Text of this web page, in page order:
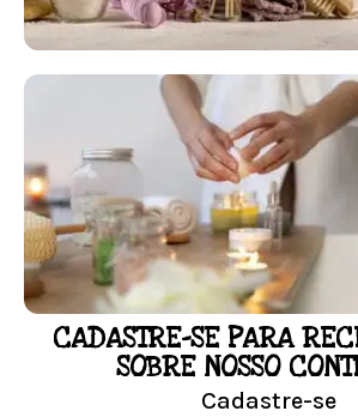
FLORAL DE BACH
Responda as perguntas e
floral em casa.
Resultado na hora!
Conheça mais e faça sua
LOJA
CADASTRE-SE PARA
SOBRE NOSSO
Cadastre-se